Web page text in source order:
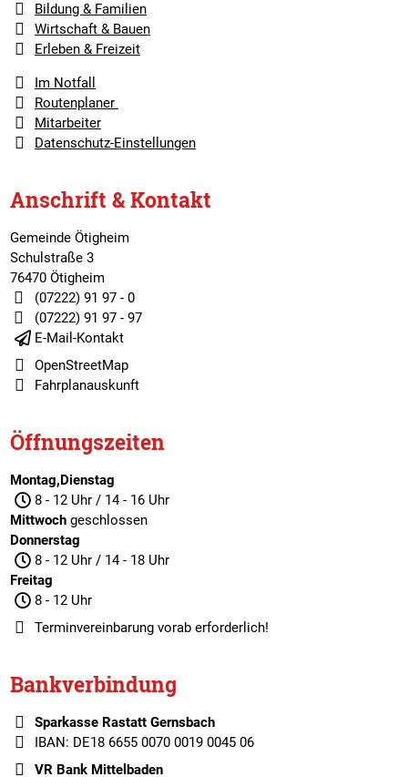
Bildung & Familien
Wirtschaft & Bauen
Erleben & Freizeit
Im Notfall
Routenplaner
Mitarbeiter
Datenschutz-Einstellungen
Anschrift & Kontakt
Gemeinde Ötigheim
Schulstraße 3
76470 Ötigheim
(07222) 91 97 - 0
(07222) 91 97 - 97
E-Mail-Kontakt
OpenStreetMap
Fahrplanauskunft
Öffnungszeiten
Montag,Dienstag
8 - 12 Uhr / 14 - 16 Uhr
Mittwochgeschlossen
Donnerstag
8 - 12 Uhr / 14 - 18 Uhr
Freitag
8 - 12 Uhr
Terminvereinbarungvorab erforderlich!
Bankverbindung
Sparkasse Rastatt Gernsbach
IBAN: DE18 6655 0070 0019 0045 06
VR Bank Mittelbaden